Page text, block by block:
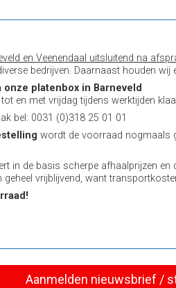
en Veenendaal uitsluitend na
bedrijven. Daarnaast houden wij
platenbox in Barneveld
en met vrijdag tijdens werktijden
bel: 0031 (0)318 25 01 01
wordt de voorraad nogmaals
in de basis scherpe afhaalprijzen
vrijblijvend, want
Aanmelden nieuwsbrief /